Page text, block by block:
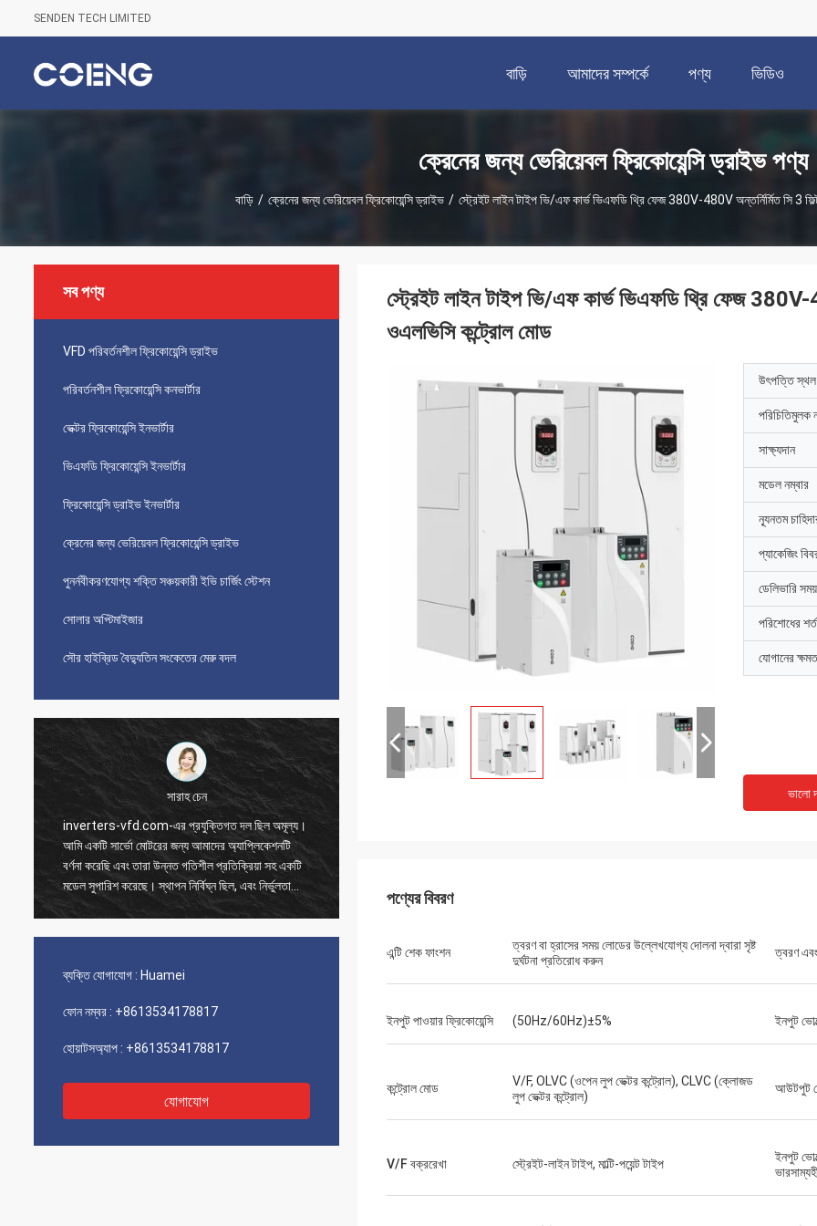
SENDEN TECH LIMITED
বাড়ি আমাদের সম্পর্কে পণ্য ভিডিও
ক্রেনের জন্য ভেরিয়েবল ফ্রিকোয়েন্সি ড্রাইভ পণ্য
বাড়ি / ক্রেনের জন্য ভেরিয়েবল ফ্রিকোয়েন্সি ড্রাইভ / স্ট্রেইট লাইন টাইপ ভি/এফ কার্ভ ভিএফডি থ্রি ফেজ 380V-480V অন্তর্নির্মিত সি 3
সব পণ্য
VFD পরিবর্তনশীল ফ্রিকোয়েন্সি ড্রাইভ
পরিবর্তনশীল ফ্রিকোয়েন্সি কনভার্টার
ভেক্টর ফ্রিকোয়েন্সি ইনভার্টার
ভিএফডি ফ্রিকোয়েন্সি ইনভার্টার
ফ্রিকোয়েন্সি ড্রাইভ ইনভার্টার
ক্রেনের জন্য ভেরিয়েবল ফ্রিকোয়েন্সি ড্রাইভ
পুনর্নবীকরণযোগ্য শক্তি সঞ্চয়কারী ইভি চার্জিং স্টেশন
সোলার অপ্টিমাইজার
সৌর হাইব্রিড বৈদ্যুতিন সংকেতের মেরু বদল
সারাহ চেন
inverters-vfd.com-এর প্রযুক্তিগত দল ছিল অমূল্য।
আমি একটি সার্ভো মোটরের জন্য আমাদের অ্যাপ্লিকেশনটি
বর্ণনা করেছি এবং তারা উন্নত গতিশীল প্রতিক্রিয়া সহ একটি
মডেল সুপারিশ করেছে। স্থাপন নির্বিঘ্ন ছিল, এবং নির্ভুলতা
আমাদের চক্রের সময় উন্নত করেছে। বিশেষজ্ঞের পরামর্শ এবং
সরবরাহ ব্যবস্থা এবং এই উপাদানগুলির নির্ভরযোগ্য
এমিলি
ব্যক্তি যোগাযোগ : Huamei
ফোন নম্বর : +8613534178817
হোয়াটসঅ্যাপ : +8613534178817
যোগাযোগ
স্ট্রেইট লাইন টাইপ ভি/এফ কার্ভ ভিএফডি থ্রি ফেজ 380V-
ওএলভিসি কন্ট্রোল মোড
উৎপত্তি স্থল
পরিচিতিমুলক
সাক্ষ্যদান
মডেল নম্বার
ন্যূনতম
প্যাকেজিং
ডেলিভারি সময়
পরিশোধের শর্ত
যোগানের
ভালো
পণ্যের বিবরণ
এন্টি শেক ফাংশন
ত্বরণ বা হ্রাসের সময় লোডের উল্লেখযোগ্য দোলনা দ্বারা সৃষ্ট
দুর্ঘটনা প্রতিরোধ করুন
ত্বরণ
ইনপুট পাওয়ার ফ্রিকোয়েন্সি (50Hz/60Hz)±5% ইনপুট
কন্ট্রোল মোড
V/F, OLVC (ওপেন লুপ ভেক্টর কন্ট্রোল), CLVC (ক্লোজড
লুপ ভেক্টর কন্ট্রোল)
আউটপুট
V/F বক্ররেখা স্ট্রেইট-লাইন টাইপ, মাল্টি-পয়েন্ট টাইপ
ইনপুট